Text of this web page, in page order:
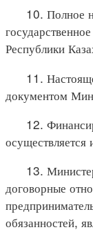
10. Полное
Республики
11.
документом
12.
осуществляется
13.
договорные
обязанностей,